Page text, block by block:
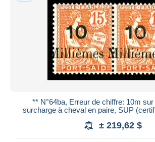
** N°64ba, Erreur de chiffre: 10m
surcharge à cheval en paire, SUP
± 219,62 $